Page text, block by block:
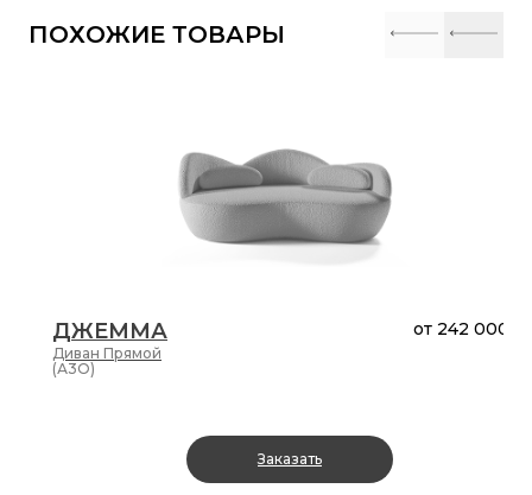
ПОХОЖИЕ ТОВАРЫ
ДЖЕММА
Диван Прямой
от 242 000 ₽
(А3О)
Заказать